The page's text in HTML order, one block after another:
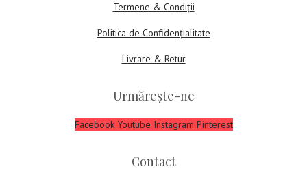
Termene & Condiții
Politica de Confidențialitate
Livrare & Retur
Urmărește-ne
Facebook Youtube Instagram Pinterest
Contact